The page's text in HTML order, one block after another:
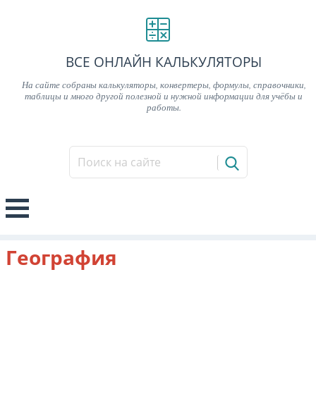
ВСЕ ОНЛАЙН КАЛЬКУЛЯТОРЫ
На сайте собраны калькуляторы, конвертеры, формулы, справочники,
таблицы и много другой полезной и нужной информации для учёбы и
работы.
География